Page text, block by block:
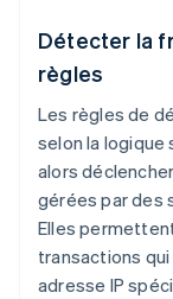
Détecter la
règles
Les règles de
selon la logique
alors
gérées par des
Elles
transactions
adresse IP